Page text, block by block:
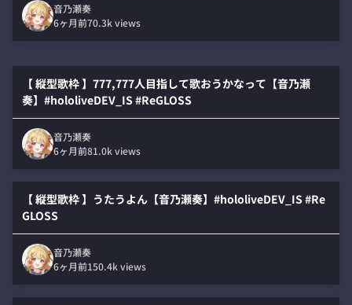
音乃瀬奏
6ヶ月前70.3kviews
【 縦型歌枠 】777,777人目指して歌おうかなって【音乃瀬
奏】#hololiveDEV_IS #ReGLOSS
音乃瀬奏
6ヶ月前81.0kviews
【 縦型歌枠 】うたうよん【音乃瀬奏】#hololiveDEV_IS #Re
GLOSS
音乃瀬奏
6ヶ月前150.4kviews